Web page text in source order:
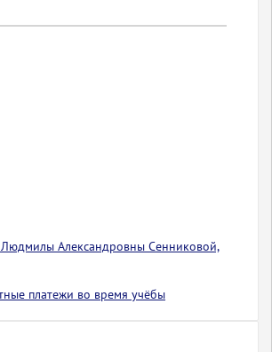
Александровны Сенниковой,
платежи во время учёбы